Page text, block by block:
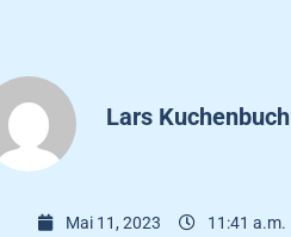
Lars Kuchenbuch
Mai 11, 2023
11:41 a.m.